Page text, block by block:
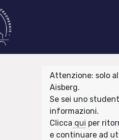
Attenzione: solo
Aisberg.
Se sei uno
informazioni.
Clicca qui per
e continuare ad